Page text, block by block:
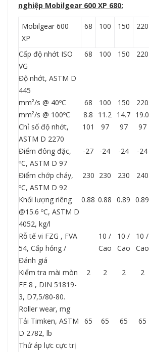
nghiệp Mobilgear 600 XP 680:
Mobilgear 600
XP
68 100 150 220
Cấp độ nhớt ISO
VG
68 100 150 220
Độ nhớt, ASTM D
445
mm²/s @ 40ºC
68 100 150 220
mm²/s @ 100ºC
8.8 11.2 14.7 19.0
Chỉ số độ nhớt,
ASTM D 2270
101 97 97 97
Điểm đông đặc,
ºC, ASTM D 97
-27 -24 -24 -24
Điểm chớp cháy,
ºC, ASTM D 92
230 230 230 240
Khối lượng riêng
@15.6 ºC, ASTM D
4052, kg/l
0.88 0.88 0.89 0.89
Rỗ tế vi FZG , FVA
54, Cấp hỏng /
Đánh giá
10 /
Cao
10 /
Cao
10 /
Cao
Kiểm tra mài mòn
FE 8 , DIN 51819-
3, D7,5/80-80.
Roller wear, mg
2 2 2 2
Tải Timken, ASTM
D 2782, lb
65 65 65 65
Thử áp lực cực trị